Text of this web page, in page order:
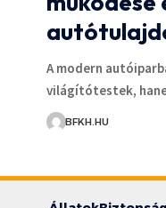
A modern
világítótestek,
BFKH.HU